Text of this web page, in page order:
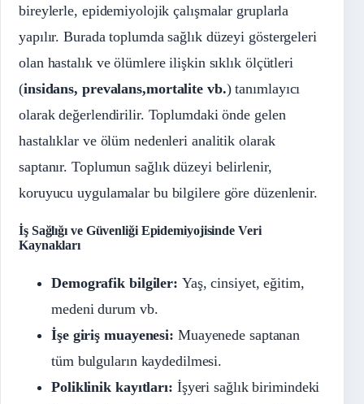
bireylerle, epidemiyolojik çalışmalar gruplarla
yapılır. Burada toplumda sağlık düzeyi göstergeleri
olan hastalık ve ölümlere ilişkin sıklık ölçütleri
(insidans, prevalans,mortalite vb.) tanımlayıcı
olarak değerlendirilir. Toplumdaki önde gelen
hastalıklar ve ölüm nedenleri analitik olarak
saptanır. Toplumun sağlık düzeyi belirlenir,
koruyucu uygulamalar bu bilgilere göre düzenlenir.
İş Sağlığı ve GüvenliğiEpidemiyojisinde Veri
Kaynakları
Demografik bilgiler: Yaş, cinsiyet, eğitim,
medeni durum vb.
İşe giriş muayenesi: Muayenede saptanan
tüm bulguların kaydedilmesi.
Poliklinik kayıtları: İşyeri sağlık birimindeki